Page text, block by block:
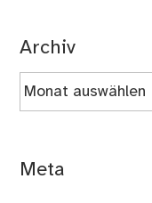
Archiv
Archiv
Meta